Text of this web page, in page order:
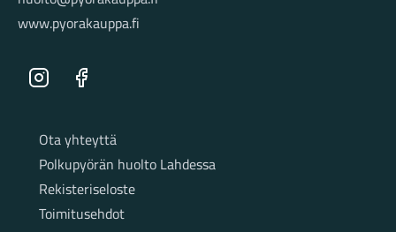
www.pyorakauppa.fi
Instagram Facebook
SivutOta yhteyttä
Polkupyörän huolto Lahdessa
Rekisteriseloste
Toimitusehdot